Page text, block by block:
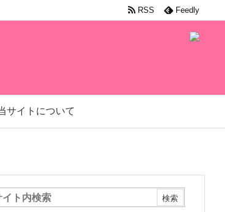
サイトについて
RSS Feedly